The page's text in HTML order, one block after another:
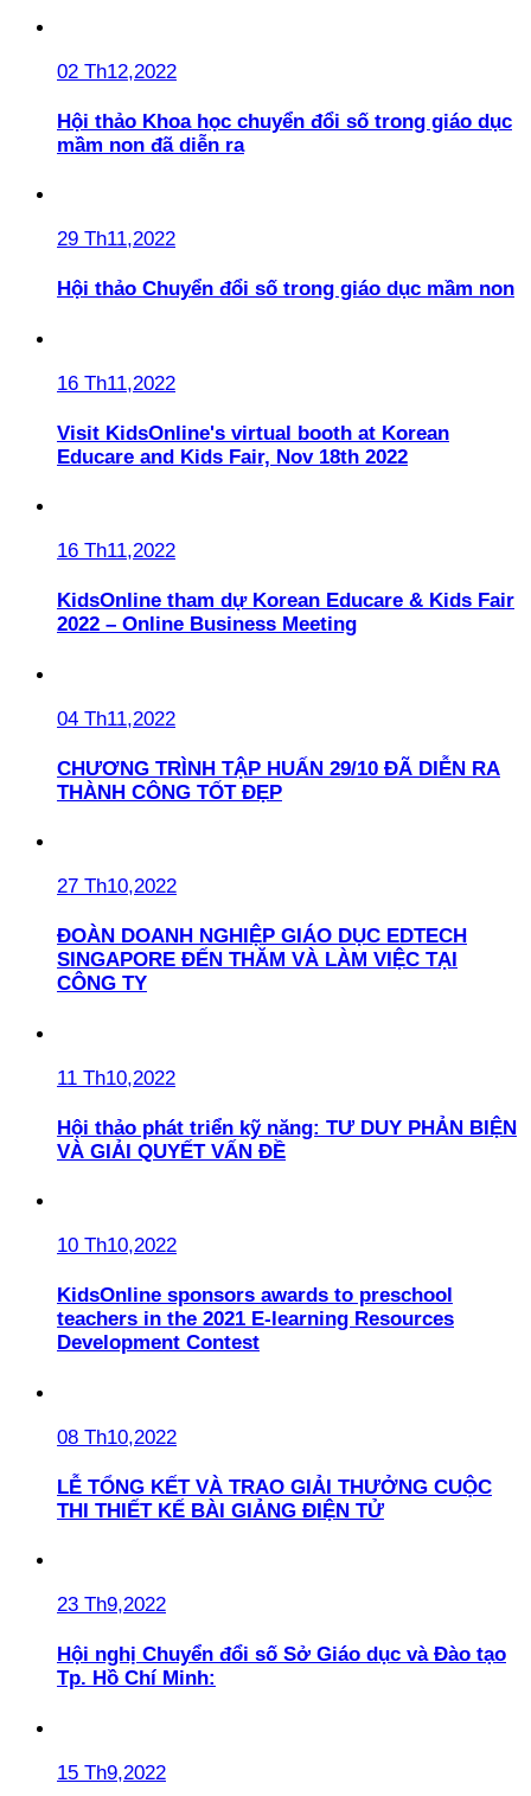
02 Th12,2022
Hội thảo Khoa học chuyển đổi số trong giáo dục
mầm non đã diễn ra
29 Th11,2022
Hội thảo Chuyển đổi số trong giáo dục mầm non
16 Th11,2022
Visit KidsOnline's virtual booth at Korean
Educare and Kids Fair, Nov 18th 2022
16 Th11,2022
KidsOnline tham dự Korean Educare & Kids Fair
2022 – Online Business Meeting
04 Th11,2022
CHƯƠNG TRÌNH TẬP HUẤN 29/10 ĐÃ DIỄN RA
THÀNH CÔNG TỐT ĐẸP
27 Th10,2022
ĐOÀN DOANH NGHIỆP GIÁO DỤC EDTECH
SINGAPORE ĐẾN THĂM VÀ LÀM VIỆC TẠI
CÔNG TY
11 Th10,2022
Hội thảo phát triển kỹ năng: TƯ DUY PHẢN BIỆN
VÀ GIẢI QUYẾT VẤN ĐỀ
10 Th10,2022
KidsOnline sponsors awards to preschool
teachers in the 2021 E-learning Resources
Development Contest
08 Th10,2022
LỄ TỔNG KẾT VÀ TRAO GIẢI THƯỞNG CUỘC
THI THIẾT KẾ BÀI GIẢNG ĐIỆN TỬ
23 Th9,2022
Hội nghị Chuyển đổi số Sở Giáo dục và Đào tạo
Tp. Hồ Chí Minh:
15 Th9,2022